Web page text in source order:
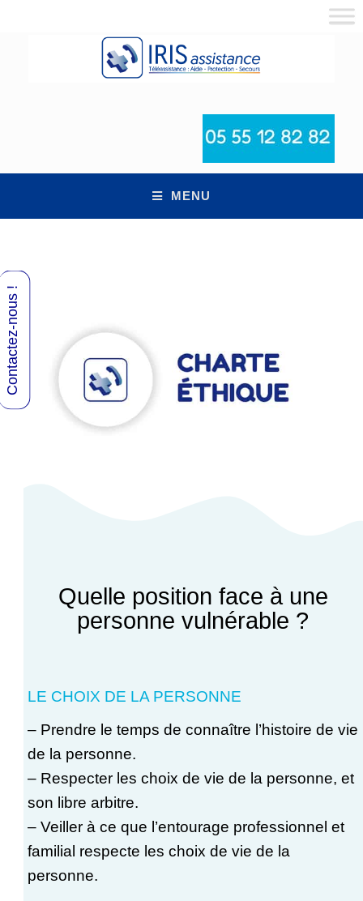
MENU
Quelle position face à une
personne vulnérable ?
LE CHOIX DE LA PERSONNE
– Prendre le temps de connaître l’histoire de vie
de la personne.
– Respecter les choix de vie de la personne, et
son libre arbitre.
– Veiller à ce que l’entourage professionnel et
familial respecte les choix de vie de la
personne.
Contactez-nous !